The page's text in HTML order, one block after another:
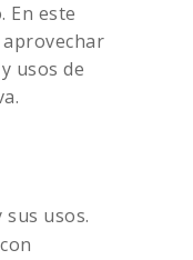
En este
usos de
usos.